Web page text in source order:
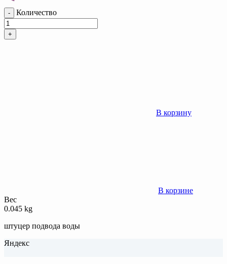
- Количество
+
В корзину
В корзине
Вес
0.045 kg
штуцер подвода воды
Яндекс